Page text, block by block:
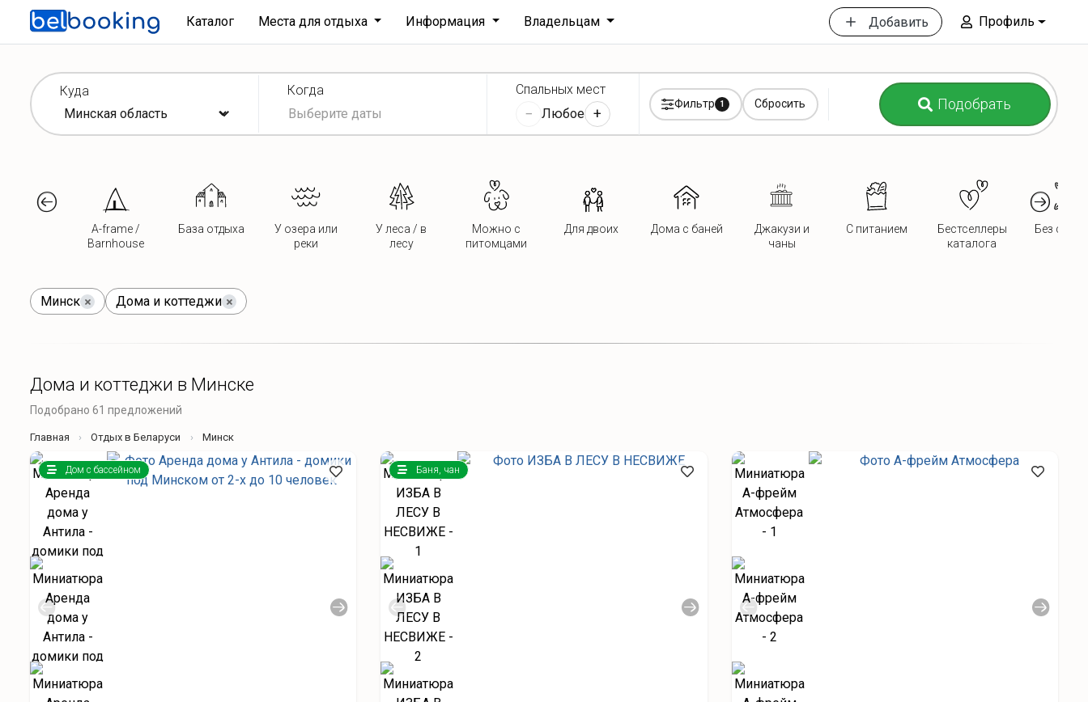
Каталог Места для отдыха Информация Владельцам Добавить Профиль
Куда Когда Спальных мест
− Любое +
Фильтр 1 Сбросить Подобрать
A-frame /
Barnhouse
База отдыха
У озера или
реки
У леса / в
лесу
Можно с
питомцами
Для двоих Дома с баней
Джакузи и
чаны
С питанием
Бестселлеры
каталога
Без
Минск Дома и коттеджи
Дома и коттеджи в Минске
Подобрано 61 предложений
Главная Отдых в Беларуси Минск
Дом с бассейном Баня, чан